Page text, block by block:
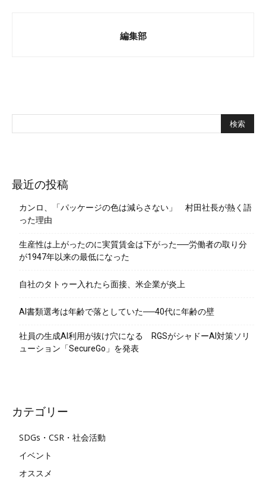
編集部
最近の投稿
カンロ、「パッケージの色は減らさない」 村田社長が熱く語
った理由
生産性は上がったのに実質賃金は下がった──労働者の取り分
が1947年以来の最低になった
自社のタトゥー入れたら面接、米企業が炎上
AI書類選考は年齢で落としていた──40代に年齢の壁
社員の生成AI利用が抜け穴になる RGSがシャドーAI対策ソリ
ューション「SecureGo」を発表
カテゴリー
SDGs・CSR・社会活動
イベント
オススメ